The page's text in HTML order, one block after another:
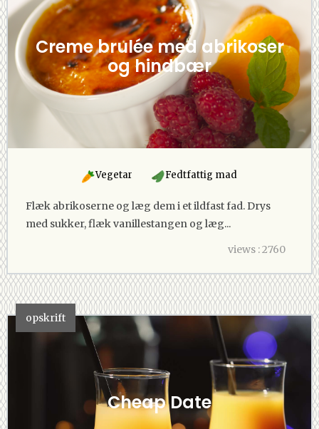
Creme brulée med abrikoser
og hindbær
Vegetar Fedtfattig mad
Flæk abrikoserne og læg dem i et ildfast fad. Drys
med sukker, flæk vanillestangen og læg...
views : 2760
opskrift
Cheap Date